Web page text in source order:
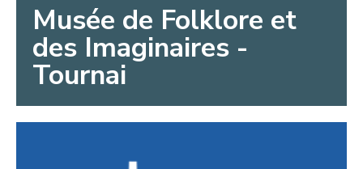
Musée de Folklore et
des Imaginaires -
Tournai